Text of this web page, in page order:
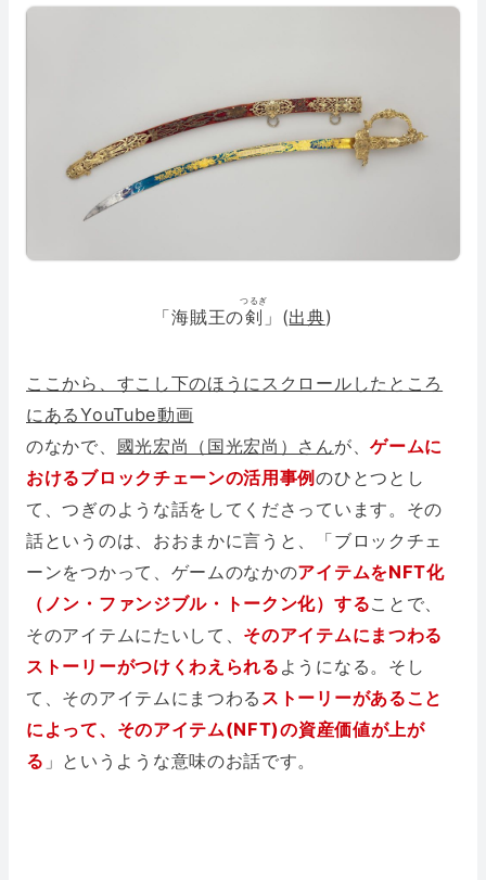
「海賊王の剣
つるぎ
」(出典)
ここから、すこし下のほうにスクロールしたところ
にあるYouTube動画
のなかで、 國光宏尚（国光宏尚）さんが、ゲームに
おけるブロックチェーンの活用事例のひとつとし
て、つぎのような話をしてくださっています。その
話というのは、おおまかに言うと、「ブロックチェ
ーンをつかって、ゲームのなかのアイテムをNFT化
（ノン・ファンジブル・トークン化）することで、
そのアイテムにたいして、 そのアイテムにまつわる
ストーリーがつけくわえられる ようになる。そし
て、そのアイテムにまつわる ストーリーがあること
によって、そのアイテム(NFT)の資産価値が上が
る 」というような意味のお話です。